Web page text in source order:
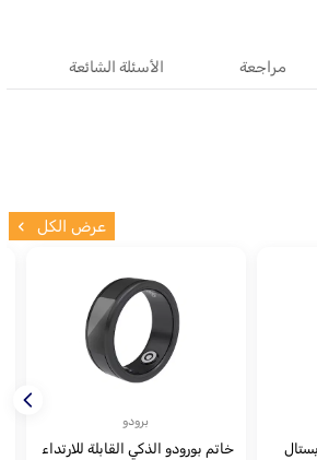
مراجعة الأسئلة الشائعة
عرض الكل
برودو
خاتم بورودو الذكي القابلة للارتداء